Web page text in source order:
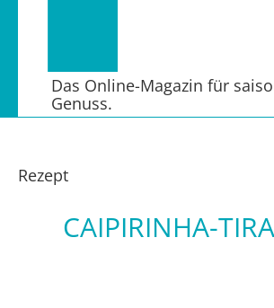
Das Online-Magazin für
Genuss.
Rezept
CAIPIRINHA-